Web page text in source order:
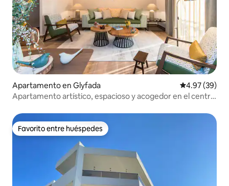
Apartamento en Glyfada Calificación
4.97 (39)
Apartamento artístico, espacioso y acogedor en el centro
Favorito entre huéspedes
Favorito entre huéspedes